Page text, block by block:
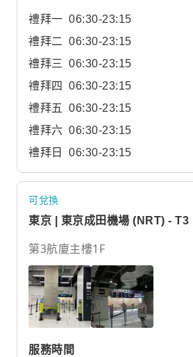
禮拜一 06:30-23:15
禮拜二 06:30-23:15
禮拜三
06:30-23:15
禮拜四
06:30-23:15
禮拜五
06:30-23:15
禮拜六 06:30-23:15
禮拜日
06:30-23:15
可兌換
東京 | 東京成田機場 (NRT) - T3
第3航廈主樓1F
服務時間